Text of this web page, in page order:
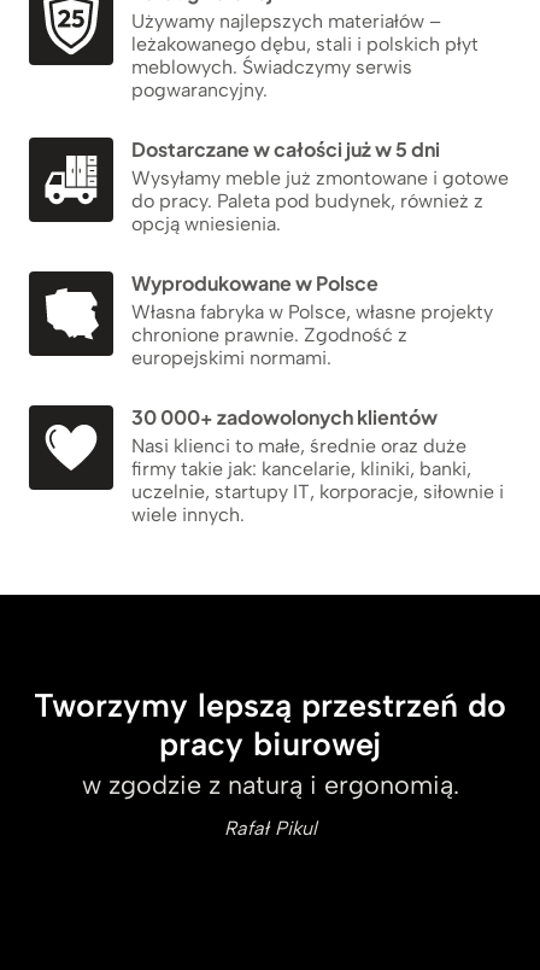
Używamy najlepszych materiałów –
leżakowanego dębu, stali i polskich płyt
meblowych. Świadczymy serwis
pogwarancyjny.
Dostarczane w całości już w 5 dni
Wysyłamy meble już zmontowane i gotowe
do pracy. Paleta pod budynek, również z
opcją wniesienia.
Wyprodukowane w Polsce
Własna fabryka w Polsce, własne projekty
chronione prawnie. Zgodność z
europejskimi normami.
30 000+ zadowolonych klientów
Nasi klienci to małe, średnie oraz duże
firmy takie jak: kancelarie, kliniki, banki,
uczelnie, startupy IT, korporacje, siłownie i
wiele innych.
Tworzymy lepszą przestrzeń do
pracy biurowej
w zgodzie z naturą i ergonomią.
Rafał Pikul